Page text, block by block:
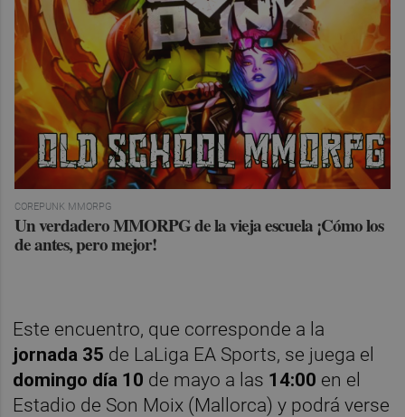
COREPUNK MMORPG
Un verdadero MMORPG de la vieja escuela ¡Cómo los
de antes, pero mejor!
Este encuentro, que corresponde a la
jornada 35 de LaLiga EA Sports, se juega el
domingo día 10 de mayo a las 14:00 en el
Estadio de Son Moix (Mallorca) y podrá verse